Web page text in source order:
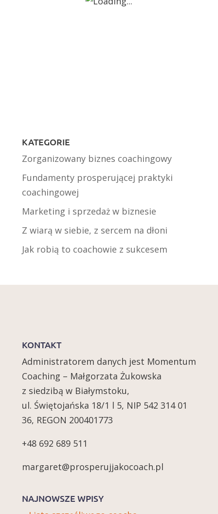
KATEGORIE
Zorganizowany biznes coachingowy
Fundamenty prosperującej praktyki
coachingowej
Marketing i sprzedaż w biznesie
Z wiarą w siebie, z sercem na dłoni
Jak robią to coachowie z sukcesem
KONTAKT
Administratorem danych jest Momentum
Coaching – Małgorzata Żukowska
z siedzibą w Białymstoku,
ul. Świętojańska 18/1 l 5, NIP 542 314 01
36, REGON 200401773
+48 692 689 511
margaret@prosperujjakocoach.pl
NAJNOWSZE WPISY